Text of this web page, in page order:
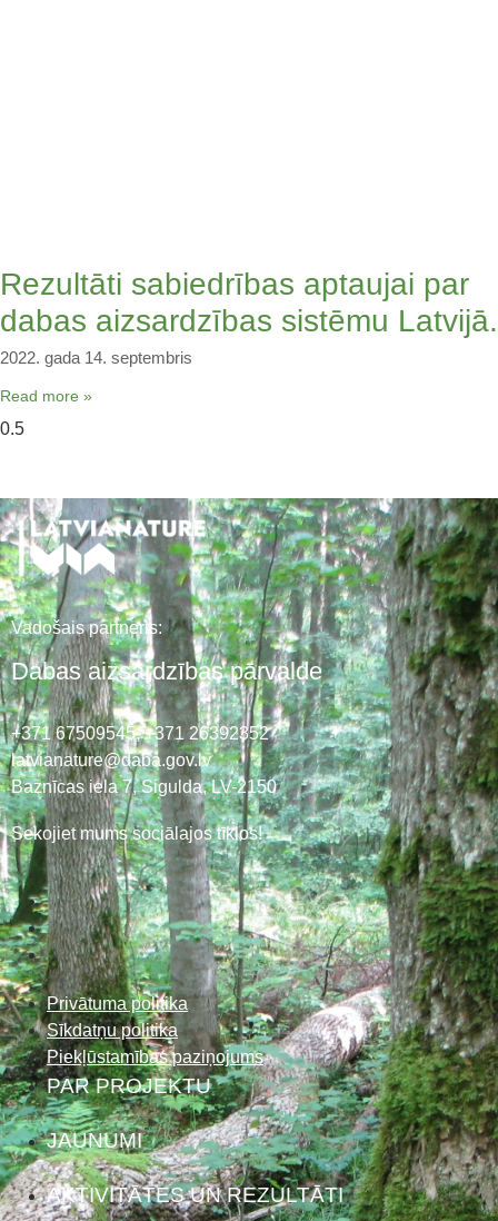
Rezultāti sabiedrības aptaujai par
dabas aizsardzības sistēmu Latvijā.
2022. gada 14. septembris
Read more »
Vadošais partneris:
Dabas aizsardzības pārvalde
+371 67509545,+371 26392352
latvianature@daba.gov.lv
Baznīcas iela 7, Sigulda, LV-2150
Sekojiet mums sociālajos tīklos!
Privātuma politika
Sīkdatņu politika
Piekļūstamības paziņojums
PAR PROJEKTU
JAUNUMI
AKTIVITĀTES UN REZULTĀTI